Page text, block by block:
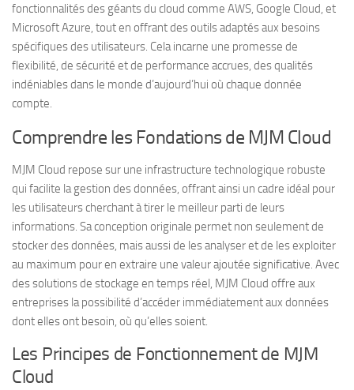
fonctionnalités des géants du cloud comme AWS, Google Cloud, et
Microsoft Azure, tout en offrant des outils adaptés aux besoins
spécifiques des utilisateurs. Cela incarne une promesse de
flexibilité, de sécurité et de performance accrues, des qualités
indéniables dans le monde d’aujourd’hui où chaque donnée
compte.
Comprendre les Fondations de MJM Cloud
MJM Cloud repose sur une infrastructure technologique robuste
qui facilite la gestion des données, offrant ainsi un cadre idéal pour
les utilisateurs cherchant à tirer le meilleur parti de leurs
informations. Sa conception originale permet non seulement de
stocker des données, mais aussi de les analyser et de les exploiter
au maximum pour en extraire une valeur ajoutée significative. Avec
des solutions de stockage en temps réel, MJM Cloud offre aux
entreprises la possibilité d’accéder immédiatement aux données
dont elles ont besoin, où qu’elles soient.
Les Principes de Fonctionnement de MJM
Cloud